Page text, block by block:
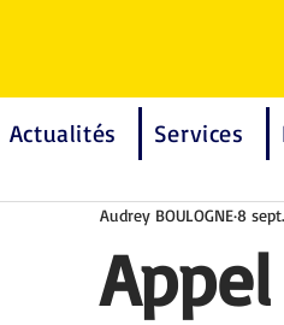
Actualités Services
Audrey BOULOGNE8